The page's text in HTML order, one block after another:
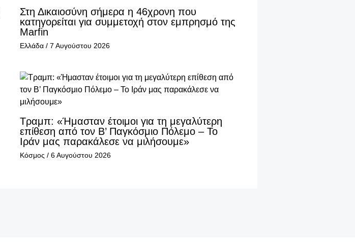
Στη Δικαιοσύνη σήμερα η 46χρονη που
κατηγορείται για συμμετοχή στον εμπρησμό της
Marfin
Ελλάδα/ 7 Αυγούστου 2026
Τραμπ: «Ήμασταν έτοιμοι για τη μεγαλύτερη
επίθεση από τον Β’ Παγκόσμιο Πόλεμο – Το
Ιράν μας παρακάλεσε να μιλήσουμε»
Κόσμος / 6 Αυγούστου 2026